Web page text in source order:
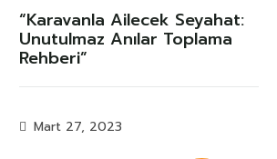
“Karavanla Ailecek Seyahat:
Unutulmaz Anılar Toplama
Rehberi”
Mart 27, 2023